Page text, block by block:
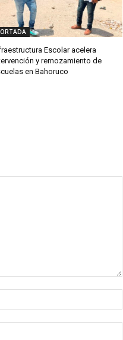
Escolar acelera
y remozamiento de
en Bahoruco